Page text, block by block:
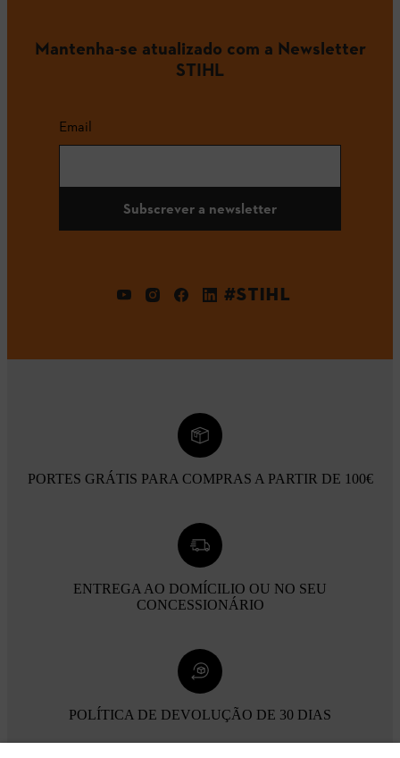
Mantenha-se atualizado com a Newsletter
STIHL
Email
Subscrever a newsletter
#STIHL
PORTES GRÁTIS PARA COMPRAS A PARTIR DE 100€
ENTREGA AO DOMÍCILIO OU NO SEU
CONCESSIONÁRIO
POLÍTICA DE DEVOLUÇÃO DE 30 DIAS